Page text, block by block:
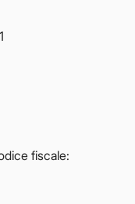
fiscale: